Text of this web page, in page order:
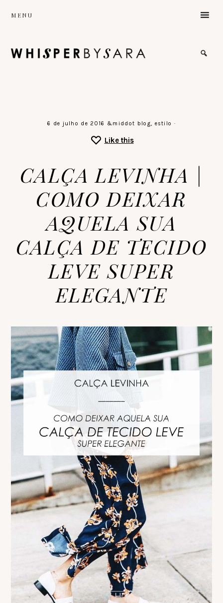
content
MENU
6 de julho de 2016 &middot blog, estilo ·
Like this
CALÇA LEVINHA |
COMO DEIXAR
AQUELA SUA
CALÇA DE TECIDO
LEVE SUPER
ELEGANTE